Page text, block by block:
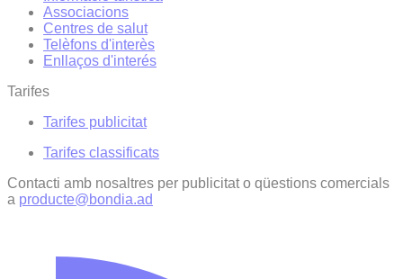
Associacions
Centres de salut
Telèfons d'interès
Enllaços d'interés
Tarifes
Tarifes publicitat
Tarifes classificats
Contacti amb nosaltres per publicitat o qüestions comercials
a producte@bondia.ad